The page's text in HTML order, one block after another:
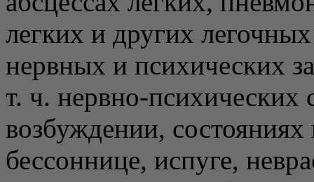
легких и других
нервных и психических
т. ч. нервно-психических
возбуждении,
бессоннице, испуге,